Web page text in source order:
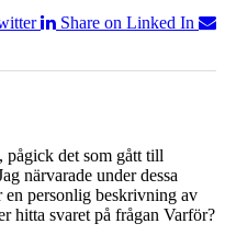
Share on Linked In
pågick det som gått till
närvarade under dessa
en personlig beskrivning av
hitta svaret på frågan Varför?